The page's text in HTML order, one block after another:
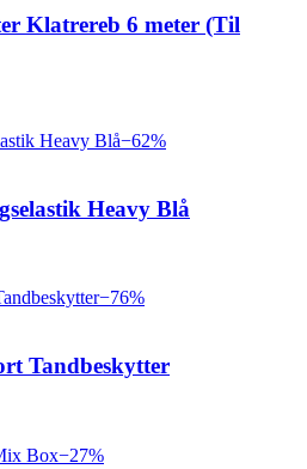
Klatrereb 6 meter (Til
−62%
Heavy Blå
−76%
Tandbeskytter
−27%